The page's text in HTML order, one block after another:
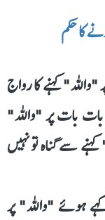
کا حکم
کہنے کا رواج
بات بات پر "واللہ"
سے گناہ تو نہیں
ہوئے "واللہ" پر